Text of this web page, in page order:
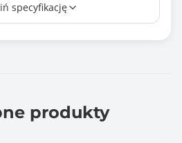
AC
specyfikację
produkty